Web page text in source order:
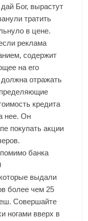
Бог, вырастут
тратить
в цене.
реклама
содержит
на его
отражать
кредита
нее. Он
покупать акции
банка
выдали
более чем 25
Совершайте
ногами вверх в